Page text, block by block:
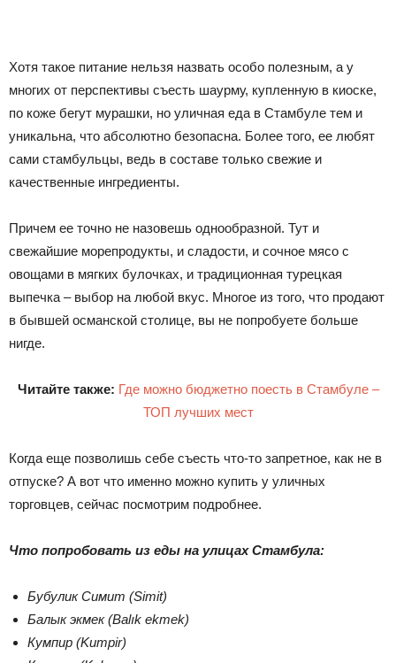
Хотя такое питание нельзя назвать особо полезным, а у
многих от перспективы съесть шаурму, купленную в киоске,
по коже бегут мурашки, но уличная еда в Стамбуле тем и
уникальна, что абсолютно безопасна. Более того, ее любят
сами стамбульцы, ведь в составе только свежие и
качественные ингредиенты.
Причем ее точно не назовешь однообразной. Тут и
свежайшие морепродукты, и сладости, и сочное мясо с
овощами в мягких булочках, и традиционная турецкая
выпечка – выбор на любой вкус. Многое из того, что продают
в бывшей османской столице, вы не попробуете больше
нигде.
Читайте также: Где можно бюджетно поесть в Стамбуле –
ТОП лучших мест
Когда еще позволишь себе съесть что-то запретное, как не в
отпуске? А вот что именно можно купить у уличных
торговцев, сейчас посмотрим подробнее.
Что попробовать из еды на улицах Стамбула:
Бубулик Симит (Simit)
Балык экмек (Balık ekmek)
Кумпир (Kumpir)